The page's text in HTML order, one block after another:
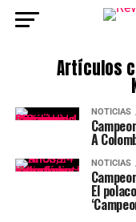
Artículos
NOTICIAS
A
NOTICIAS
El